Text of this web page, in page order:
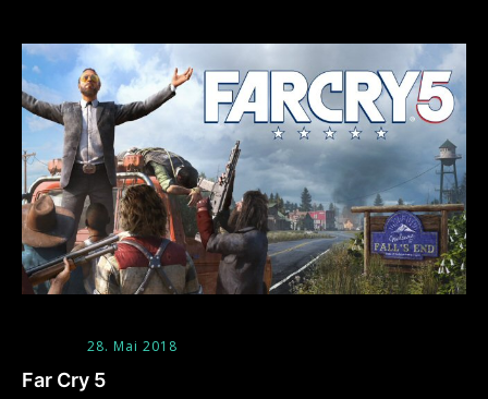
28. Mai 2018
Far Cry 5